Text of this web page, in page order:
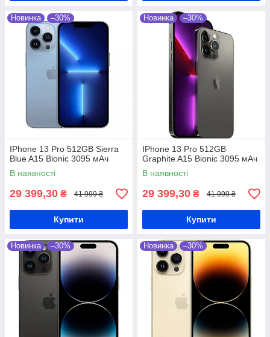
Новинка –30%
IPhone 13 Pro 512GB Sierra
Blue A15 Bionic 3095 мАч
В наявності
29 399,30 ₴ 41 999 ₴
Купити
Новинка –30%
IPhone 13 Pro 512GB
Graphite A15 Bionic 3095 мАч
В наявності
29 399,30 ₴ 41 999 ₴
Купити
Новинка –30% Новинка –30%